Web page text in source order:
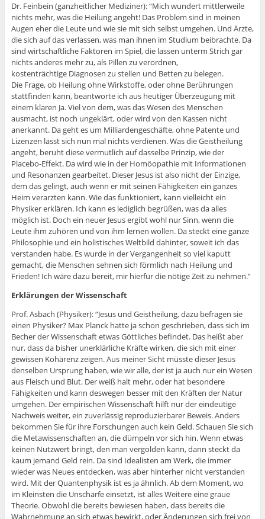
Dr. Feinbein (ganzheitlicher Mediziner): “Mich wundert mittlerweile
nichts mehr, was die Heilung angeht! Das Problem sind in meinen
Augen eher die Leute und wie sie mit sich selbst umgehen. Und Ärzte,
die sich auf das verlassen, was man ihnen im Studium beibrachte. Da
sind wirtschaftliche Faktoren im Spiel, die lassen unterm Strich gar
nichts anderes mehr zu, als Pillen zu verordnen,
kostenträchtige Diagnosen zu stellen und Betten zu belegen.
Die Frage, ob Heilung ohne Wirkstoffe, oder ohne Berührungen
stattfinden kann, beantworte ich aus heutiger Überzeugung mit
einem klaren Ja. Viel von dem, was das Wesen des Menschen
ausmacht, ist noch ungeklärt, oder wird von den Kassen nicht
anerkannt. Da geht es um Milliardengeschäfte, ohne Patente und
Lizenzen lässt sich nun mal nichts verdienen. Was die Geistheilung
angeht, beruht diese vermutlich auf dasselbe Prinzip, wie der
Placebo-Effekt. Da wird wie in der Homöopathie mit Informationen
und Resonanzen gearbeitet. Dieser Jesus ist also nicht der Einzige,
dem das gelingt, auch wenn er mit seinen Fähigkeiten ein ganzes
Heim verarzten kann. Wie das funktioniert, kann vielleicht ein
Physiker erklären. Ich kann es lediglich begrüßen, was da alles
möglich ist. Doch ein neuer Jesus ergibt wohl nur Sinn, wenn die
Leute ihm zuhören und von ihm lernen wollen. Da steckt eine ganze
Philosophie und ein holistisches Weltbild dahinter, soweit ich das
verstanden habe. Es wurde in der Vergangenheit so viel kaputt
gemacht, die Menschen sehnen sich förmlich nach Heilung und
Frieden! Ich wäre dazu bereit, mir hierfür die nötige Zeit zu nehmen.”
Erklärungen der Wissenschaft
Prof. Asbach (Physiker): “Jesus und Geistheilung, dazu befragen sie
einen Physiker? Max Planck hatte ja schon geschrieben, dass sich im
Becher der Wissenschaft etwas Göttliches befindet. Das heißt aber
nur, dass da bisher unerklärliche Kräfte wirken, die sich mit einer
gewissen Kohärenz zeigen. Aus meiner Sicht müsste dieser Jesus
denselben Ursprung haben, wie wir alle, der ist ja auch nur ein Wesen
aus Fleisch und Blut. Der weiß halt mehr, oder hat besondere
Fähigkeiten und kann deswegen besser mit den Kräften der Natur
umgehen. Der empirischen Wissenschaft hilft nur der eindeutige
Nachweis weiter, ein zuverlässig reproduzierbarer Beweis. Anders
bekommen Sie für ihre Forschungen auch kein Geld. Schauen Sie sich
die Metawissenschaften an, die dümpeln vor sich hin. Wenn etwas
keinen Nutzwert bringt, den man vergolden kann, dann steckt da
kaum jemand Geld rein. Da sind Idealisten am Werk, die immer
wieder was Neues entdecken, was aber hinterher nicht verstanden
wird. Mit der Quantenphysik ist es ja ähnlich. Ab dem Moment, wo
im Kleinsten die Unschärfe einsetzt, ist alles Weitere eine graue
Theorie. Obwohl die bereits bewiesen haben, dass bereits die
Wahrnehmung an sich etwas bewirkt, oder Änderungen sich frei von